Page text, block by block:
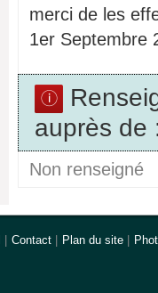
merci de les
1er Septembre
auprès de
Non renseigné
Contact Plan du site